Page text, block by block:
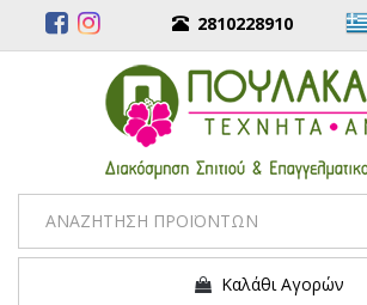
2810228910
Καλάθι Αγορών